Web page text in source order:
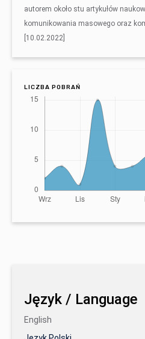
autorem około stu artykułów
komunikowania masowego oraz
[10.02.2022]
LICZBA POBRAŃ
Język / Language
English